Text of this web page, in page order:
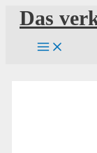
Zum
Inhalt
springen
Das